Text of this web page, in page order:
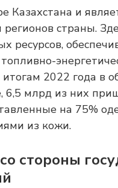
Казахстана и
страны.
ресурсов,
2022 года в
6,5 млрд из них
на 75%
из кожи.
стороны